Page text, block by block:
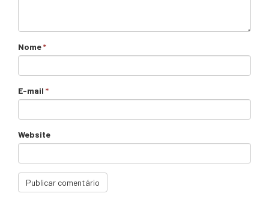
Nome*
E-mail *
Website